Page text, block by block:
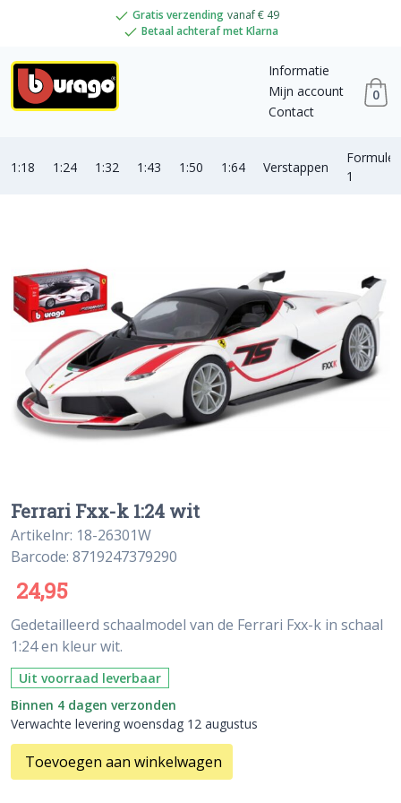
Gratis verzending vanaf € 49
Betaal achteraf met Klarna
Informatie
Mijn account
Contact
0
1:18 1:24 1:32 1:43 1:50 1:64 Verstappen
Formule
1
Ferrari Fxx-k 1:24 wit
Artikelnr: 18-26301W
Barcode: 8719247379290
24,95
Gedetailleerd schaalmodel van de Ferrari Fxx-k in schaal
1:24 en kleur wit.
Uit voorraad leverbaar
Binnen 4 dagen verzonden
Verwachte levering woensdag 12 augustus
Toevoegen aan winkelwagen